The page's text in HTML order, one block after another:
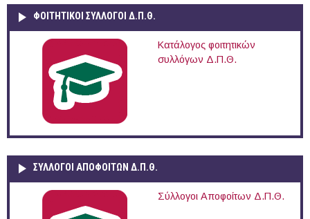
ΦΟΙΤΗΤΙΚΟΙ ΣΥΛΛΟΓΟΙ Δ.Π.Θ.
Κατάλογος φοιτητικών
συλλόγων Δ.Π.Θ.
ΣΥΛΛΟΓΟΙ ΑΠΟΦΟΙΤΩΝ Δ.Π.Θ.
Σύλλογοι Αποφοίτων Δ.Π.Θ.